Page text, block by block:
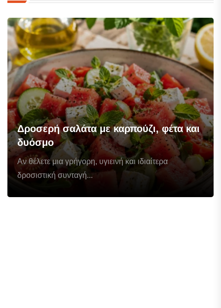
Δροσερή σαλάτα με καρπούζι, φέτα και
δυόσμο
Αν θέλετε μια γρήγορη, υγιεινή και ιδιαίτερα
δροσιστική συνταγή...